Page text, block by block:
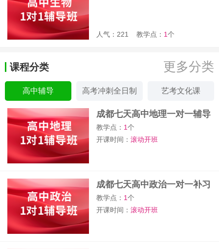
人气：221 教学点： 1个
课程分类 更多分类
高中辅导 高考冲刺全日制 艺考文化课
成都七天高中地理一对一辅导
班
教学点： 1个
开课时间：滚动开班
成都七天高中政治一对一补习
班
教学点： 1个
开课时间：滚动开班